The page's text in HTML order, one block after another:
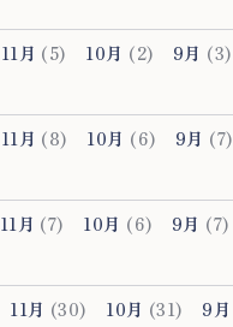
11月 (5) 10月 (2) 9月 (3)
11月 (8) 10月 (6) 9月 (7)
11月 (7) 10月 (6) 9月 (7)
11月 (30) 10月 (31) 9月